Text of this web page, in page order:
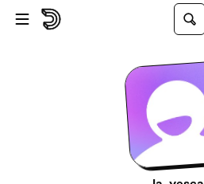
Saltar al contenido principal